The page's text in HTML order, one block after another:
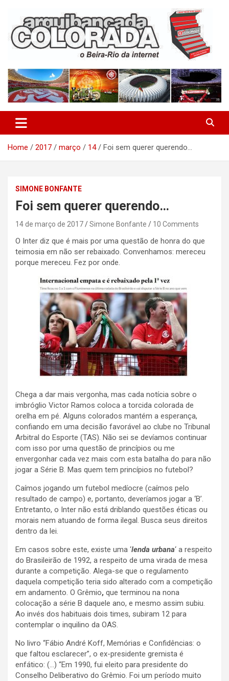
content
Arquibancada Colorada
Home 2017 março 14 Foi sem querer querendo…
SIMONE BONFANTE
Foi sem querer querendo…
14 de março de 2017 Simone Bonfante 10 Comments
O Inter diz que é mais por uma questão de honra do que
teimosia em não ser rebaixado. Convenhamos: mereceu
porque mereceu. Fez por onde.
Chega a dar mais vergonha, mas cada notícia sobre o
imbróglio Victor Ramos coloca a torcida colorada de
orelha em pé. Alguns colorados mantém a esperança,
confiando em uma decisão favorável ao clube no Tribunal
Arbitral do Esporte (TAS). Não sei se devíamos continuar
com isso por uma questão de princípios ou me
envergonhar cada vez mais com esta batalha do para não
jogar a Série B. Mas quem tem princípios no futebol?
Caímos jogando um futebol medíocre (caímos pelo
resultado de campo) e, portanto, deveríamos jogar a ‘B’.
Entretanto, o Inter não está driblando questões éticas ou
morais nem atuando de forma ilegal. Busca seus direitos
dentro da lei.
Em casos sobre este, existe uma ‘lenda urbana‘ a respeito
do Brasileirão de 1992, a respeito de uma virada de mesa
durante a competição. Alega-se que o regulamento
daquela competição teria sido alterado com a competição
em andamento. O Grêmio, que terminou na nona
colocação a série B daquele ano, e mesmo assim subiu.
Ao invés dos habituais dois times, subiram 12 para
contemplar o inquilino da OAS.
No livro “Fábio André Koff, Memórias e Confidências: o
que faltou esclarecer”, o ex-presidente gremista é
enfático: (…) “Em 1990, fui eleito para presidente do
Conselho Deliberativo do Grêmio. Foi um período muito